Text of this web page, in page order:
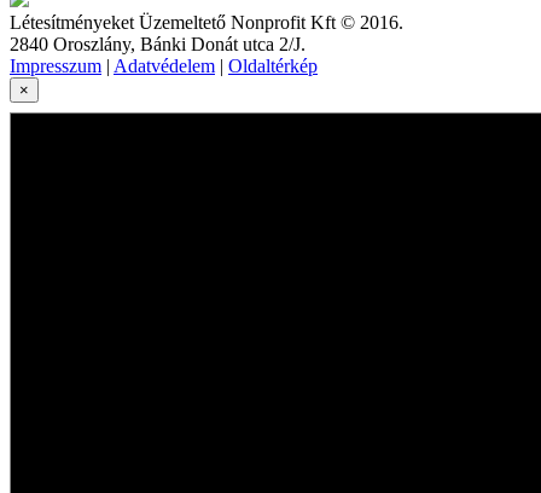
Létesítményeket Üzemeltető Nonprofit Kft © 2016.
2840 Oroszlány, Bánki Donát utca 2/J.
Impresszum | Adatvédelem | Oldaltérkép
×